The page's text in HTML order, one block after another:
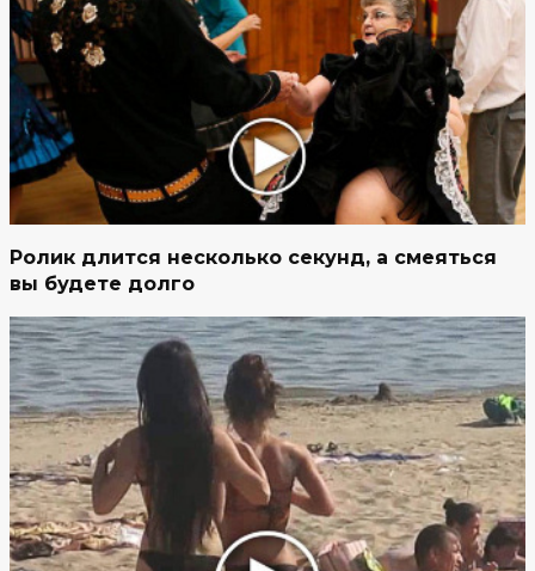
Ролик длится несколько секунд, а смеяться
вы будете долго